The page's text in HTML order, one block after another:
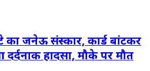
का जनेऊ संस्कार, कार्ड बांटकर
हादसा, मौके पर मौत